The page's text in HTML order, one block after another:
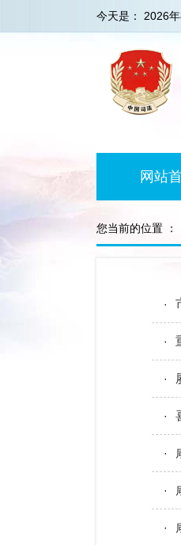
今天是： 2026
网站
您当前的位置 ：
·
·
·
·
·
·
·